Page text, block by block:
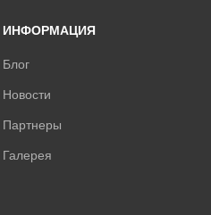
ИНФОРМАЦИЯ
Блог
Новости
Партнеры
Галерея